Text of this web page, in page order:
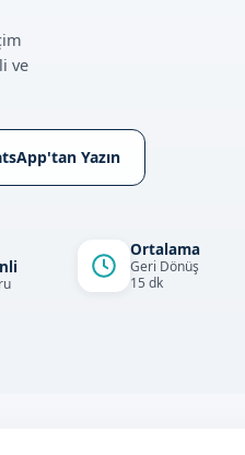
ve
Yazın
Ortalama
Geri Dönüş
15 dk